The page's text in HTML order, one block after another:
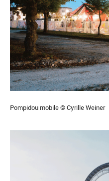
Pompidou mobile © Cyrille Weiner